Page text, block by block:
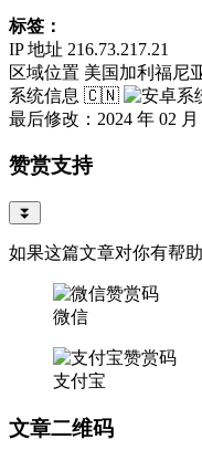
标签：
IP 地址 216.73.217.21
区域位置 美国加利福尼
系统信息 🇨🇳
最后修改：2024 年 02 月
赞赏支持
⏬
如果这篇文章对你有帮
微信
支付宝
文章二维码